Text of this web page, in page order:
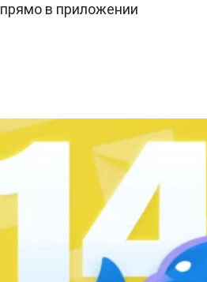
прямо в приложении